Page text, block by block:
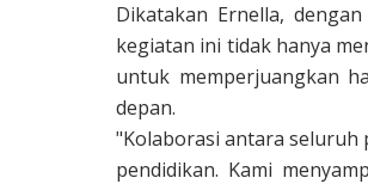
Dikatakan Ernella,
kegiatan ini tidak hanya
untuk memperjuangkan
depan.
"Kolaborasi antara seluruh
pendidikan. Kami